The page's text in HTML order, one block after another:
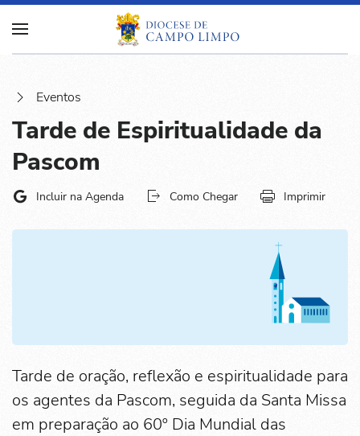
Eventos
Tarde de Espiritualidade da
Pascom
Incluir na Agenda Como Chegar Imprimir
Tarde de oração, reflexão e espiritualidade para
os agentes da Pascom, seguida da Santa Missa
em preparação ao 60º Dia Mundial das